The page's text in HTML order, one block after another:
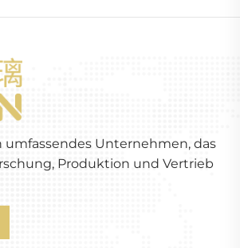
umfassendes Unternehmen, das
Produktion und Vertrieb